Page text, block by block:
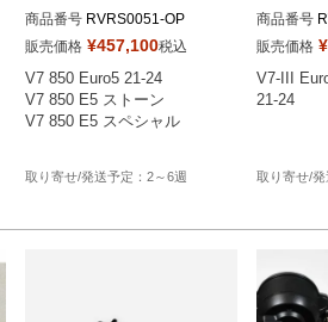
商品番号 RVRS0051-OP
RVRS0051：クローム
ク
販売価格 ¥457,100税込
V7 850 Euro5 21-24
V7 850 E5 ストーン
V7 850 E5 スペシャル
2～6週
商品番号
ク
販売価格 ¥
V7-III
21-24